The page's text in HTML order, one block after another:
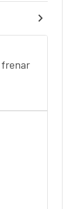
frenar